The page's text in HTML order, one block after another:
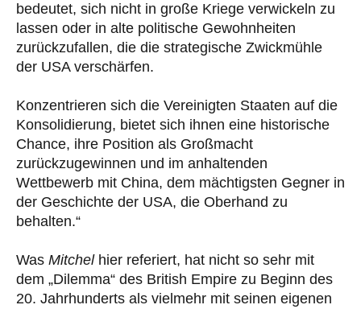
bedeutet, sich nicht in große Kriege verwickeln zu
lassen oder in alte politische Gewohnheiten
zurückzufallen, die die strategische Zwickmühle
der USA verschärfen.
Konzentrieren sich die Vereinigten Staaten auf die
Konsolidierung, bietet sich ihnen eine historische
Chance, ihre Position als Großmacht
zurückzugewinnen und im anhaltenden
Wettbewerb mit China, dem mächtigsten Gegner in
der Geschichte der USA, die Oberhand zu
behalten.“
Was Mitchelhier referiert, hat nicht so sehr mit
dem „Dilemma“ des British Empire zu Beginn des
20. Jahrhunderts als vielmehr mit seinen eigenen